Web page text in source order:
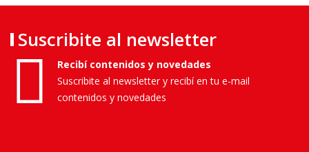
Suscribite al newsletter
Recibí contenidos y novedades
Suscribite al newsletter y recibí en tu e-mail
contenidos y novedades